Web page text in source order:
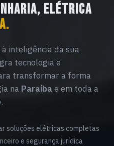
ELÉTRICA
inteligência da sua
tecnologia e
transformar a forma
na Paraíbae em toda a
.
soluções elétricas completas
e segurança jurídica